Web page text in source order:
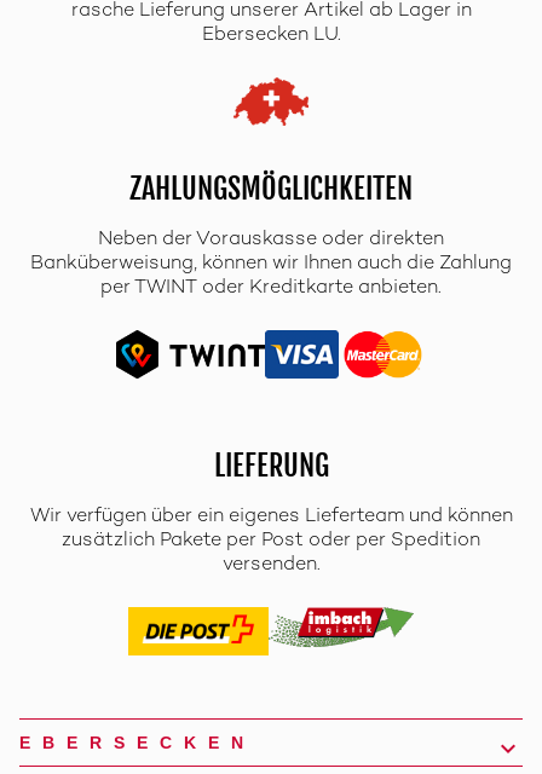
rasche Lieferung unserer Artikel ab Lager in
Ebersecken LU.
ZAHLUNGSMÖGLICHKEITEN
Neben der Vorauskasse oder direkten
Banküberweisung, können wir Ihnen auch die Zahlung
per TWINT oder Kreditkarte anbieten.
LIEFERUNG
Wir verfügen über ein eigenes Lieferteam und können
zusätzlich Pakete per Post oder per Spedition
versenden.
EBERSECKEN